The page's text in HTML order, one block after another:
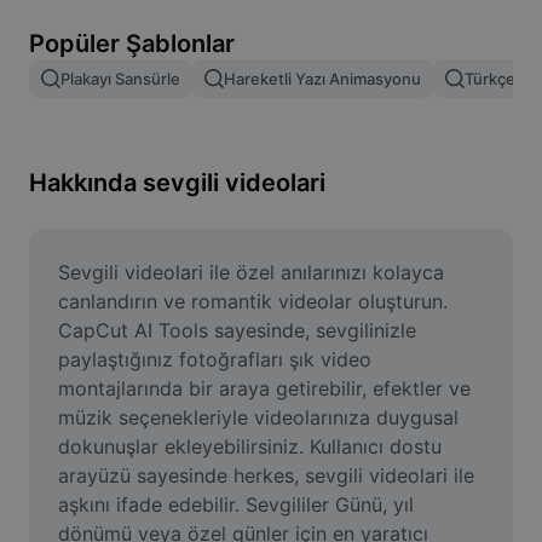
Resim birleştirme
Resmi Yeniden Boyutlandırma
Mizah Görseli Oluşturucu
AI Text Remover
AI People Remover
AI Inpainting
Face Cutout
Popüler Şablonlar
Plakayı Sansürle Hareketli Yazı Animasyonu Türkçe
Hakkında sevgili videolari
Sevgili videolari ile özel anılarınızı kolayca
canlandırın ve romantik videolar oluşturun.
CapCut AI Tools sayesinde, sevgilinizle
paylaştığınız fotoğrafları şık video
montajlarında bir araya getirebilir, efektler ve
müzik seçenekleriyle videolarınıza duygusal
dokunuşlar ekleyebilirsiniz. Kullanıcı dostu
arayüzü sayesinde herkes, sevgili videolari ile
aşkını ifade edebilir. Sevgililer Günü, yıl
dönümü veya özel günler için en yaratıcı